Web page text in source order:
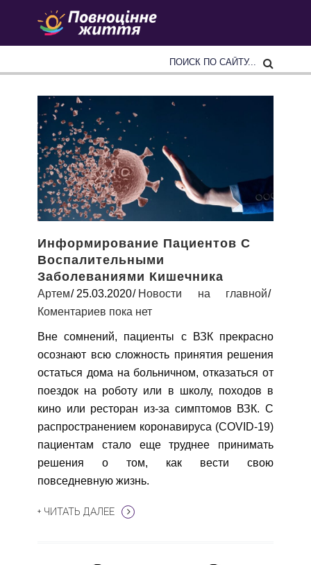
Информирование Пациентов С
Воспалительными
Заболеваниями Кишечника
Артем 25.03.2020
Новости на главной
Коментариев пока нет
Вне сомнений, пациенты с ВЗК прекрасно
осознают всю сложность принятия решения
остаться дома на больничном, отказаться от
поездок на роботу или в школу, походов в
кино или ресторан из-за симптомов ВЗК. С
распространением коронавируса (COVID-19)
пациентам стало еще труднее принимать
решения о том, как вести свою
повседневную жизнь.
+ ЧИТАТЬ ДАЛЕЕ